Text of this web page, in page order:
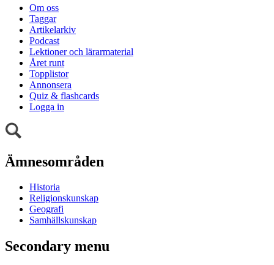
Om oss
Taggar
Artikelarkiv
Podcast
Lektioner och lärarmaterial
Året runt
Topplistor
Annonsera
Quiz & flashcards
Logga in
Ämnesområden
Historia
Religionskunskap
Geografi
Samhällskunskap
Secondary menu